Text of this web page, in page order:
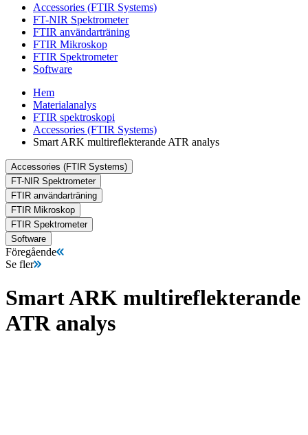
Accessories (FTIR Systems)
FT-NIR Spektrometer
FTIR användarträning
FTIR Mikroskop
FTIR Spektrometer
Software
Hem
Materialanalys
FTIR spektroskopi
Accessories (FTIR Systems)
Smart ARK multireflekterande ATR analys
Accessories (FTIR Systems)
FT-NIR Spektrometer
FTIR användarträning
FTIR Mikroskop
FTIR Spektrometer
Software
Föregående
Se fler
Smart ARK multireflekterande
ATR analys